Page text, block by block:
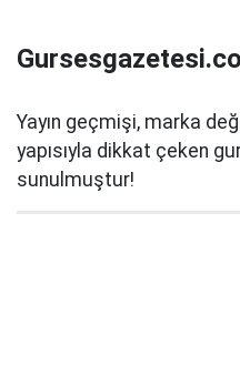
Yayın geçmişi, marka
yapısıyla dikkat çeken
sunulmuştur!